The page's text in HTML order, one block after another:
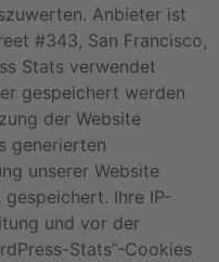
Anbieter ist
#343, San Francisco,
Stats verwendet
gespeichert werden
der Website
generierten
unserer Website
Ihre IP-
und vor der
Stats”-Cookies